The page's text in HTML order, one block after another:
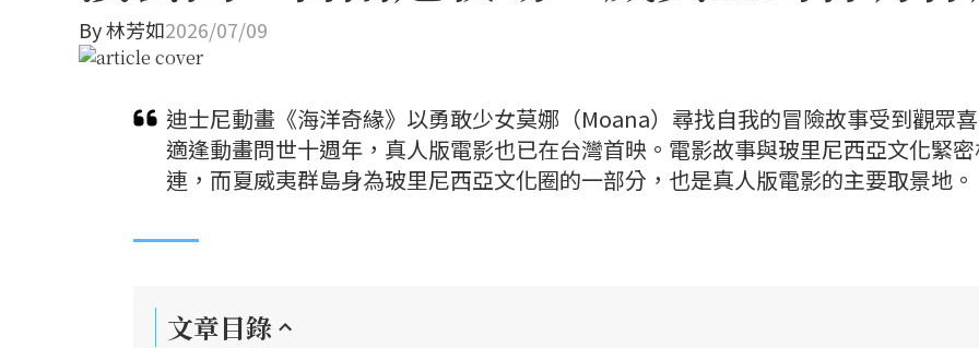
By林芳如2026/07/09
迪士尼動畫《海洋奇緣》以勇敢少女莫娜（Moana）尋找自我的冒險故事受到觀眾喜
適逢動畫問世十週年，真人版電影也已在台灣首映。電影故事與玻里尼西亞文化緊
連，而夏威夷群島身為玻里尼西亞文化圈的一部分，也是真人版電影的主要取景地。
文章目錄